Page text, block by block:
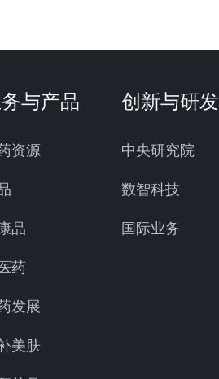
与产品
资源
品
药
发展
美肤
创新与研发
中央研究院
数智科技
国际业务